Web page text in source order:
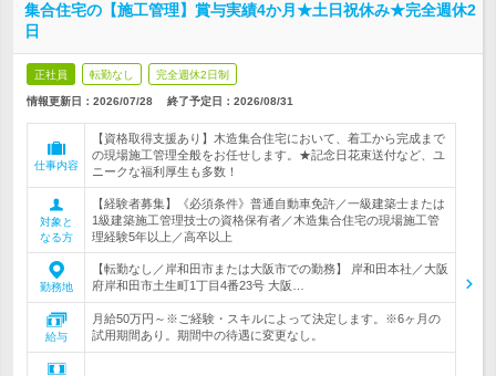
集合住宅の【施工管理】賞与実績4か月★土日祝休み★完全週休2
日
正社員 転勤なし 完全週休2日制
情報更新日：2026/07/28 終了予定日： 2026/08/31
仕事内容
【資格取得支援あり】木造集合住宅において、着工から完成まで
の現場施工管理全般をお任せします。★記念日花束送付など、ユ
ニークな福利厚生も多数！
対象と
なる方
【経験者募集】《必須条件》普通自動車免許／一級建築士または
1級建築施工管理技士の資格保有者／木造集合住宅の現場施工管
理経験5年以上／高卒以上
勤務地
【転勤なし／岸和田市または大阪市での勤務】 岸和田本社／大阪
府岸和田市土生町1丁目4番23号 大阪…
給与
月給50万円～※ご経験・スキルによって決定します。※6ヶ月の
試用期間あり。期間中の待遇に変更なし。